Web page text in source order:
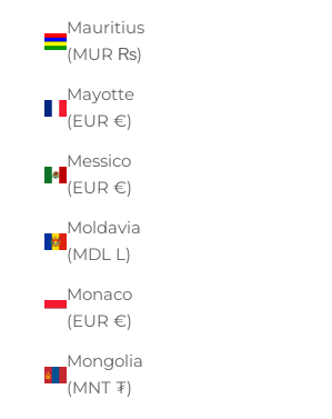
Mauritius
(MUR ₨)
Mayotte
(EUR €)
Messico
(EUR €)
Moldavia
(MDL L)
Monaco
(EUR €)
Mongolia
(MNT ₮)